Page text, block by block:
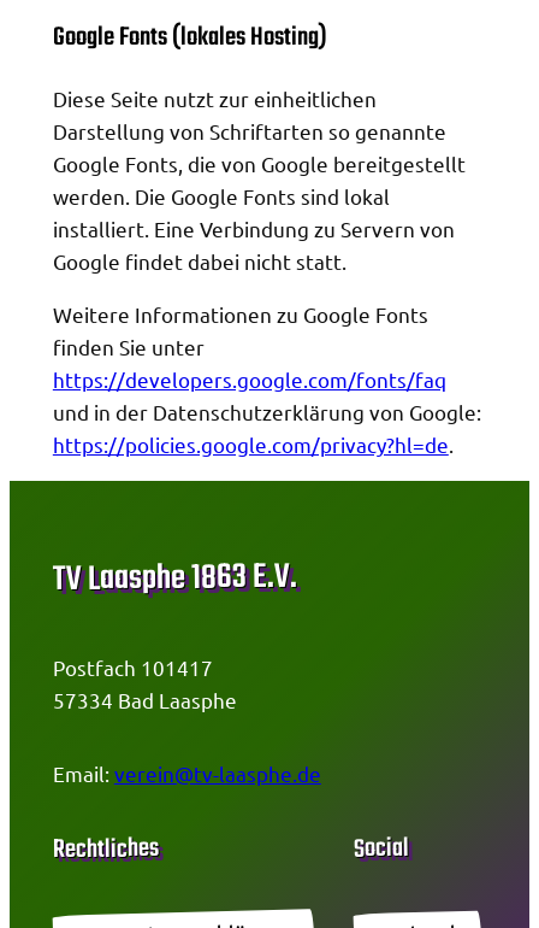
Google Fonts (lokales Hosting)
Diese Seite nutzt zur einheitlichen
Darstellung von Schriftarten so genannte
Google Fonts, die von Google bereitgestellt
werden. Die Google Fonts sind lokal
installiert. Eine Verbindung zu Servern von
Google findet dabei nicht statt.
Weitere Informationen zu Google Fonts
finden Sie unter
https://developers.google.com/fonts/faq
und in der Datenschutzerklärung von Google:
https://policies.google.com/privacy?hl=de.
TV Laasphe 1863 E.V.
Postfach 101417
57334 Bad Laasphe
Email: verein@tv-laasphe.de
Rechtliches Social